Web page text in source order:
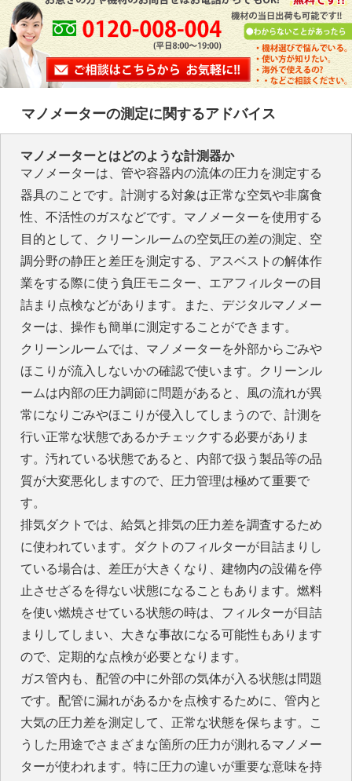
マノメーターの測定に関するアドバイス
マノメーターとはどのような計測器か
マノメーターは、管や容器内の流体の圧力を測定する
器具のことです。計測する対象は正常な空気や非腐食
性、不活性のガスなどです。マノメーターを使用する
目的として、クリーンルームの空気圧の差の測定、空
調分野の静圧と差圧を測定する、アスベストの解体作
業をする際に使う負圧モニター、エアフィルターの目
詰まり点検などがあります。また、デジタルマノメー
ターは、操作も簡単に測定することができます。
クリーンルームでは、マノメーターを外部からごみや
ほこりが流入しないかの確認で使います。クリーンル
ームは内部の圧力調節に問題があると、風の流れが異
常になりごみやほこりが侵入してしまうので、計測を
行い正常な状態であるかチェックする必要がありま
す。汚れている状態であると、内部で扱う製品等の品
質が大変悪化しますので、圧力管理は極めて重要で
す。
排気ダクトでは、給気と排気の圧力差を調査するため
に使われています。ダクトのフィルターが目詰まりし
ている場合は、差圧が大きくなり、建物内の設備を停
止させざるを得ない状態になることもあります。燃料
を使い燃焼させている状態の時は、フィルターが目詰
まりしてしまい、大きな事故になる可能性もあります
ので、定期的な点検が必要となります。
ガス管内も、配管の中に外部の気体が入る状態は問題
です。配管に漏れがあるかを点検するために、管内と
大気の圧力差を測定して、正常な状態を保ちます。こ
うした用途でさまざまな箇所の圧力が測れるマノメー
ターが使われます。特に圧力の違いが重要な意味を持